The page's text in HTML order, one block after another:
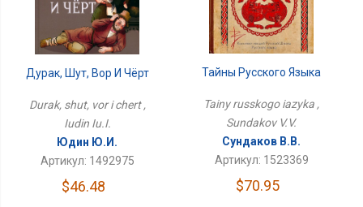
Дурак, Шут, Вор И Чёрт
Durak, shut, vor i chert ,
Iudin Iu.I.
Юдин Ю.И.
Артикул: 1492975
$46.48
Тайны Русского Языка
Tainy russkogo iazyka ,
Sundakov V.V.
Сундаков В.В.
Артикул: 1523369
$70.95